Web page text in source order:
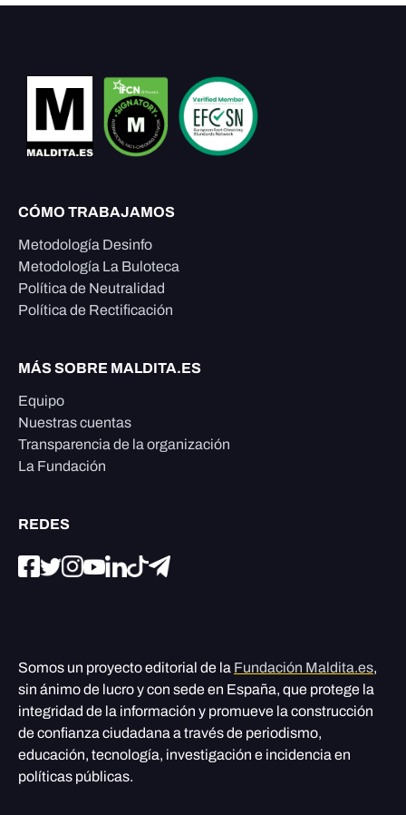
CÓMO TRABAJAMOS
Metodología Desinfo
Metodología La Buloteca
Política de Neutralidad
Política de Rectificación
MÁS SOBRE MALDITA.ES
Equipo
Nuestras cuentas
Transparencia de la organización
La Fundación
REDES
Somos un proyecto editorial de la Fundación Maldita.es,
sin ánimo de lucro y con sede en España, que protege la
integridad de la información y promueve la construcción
de confianza ciudadana a través de periodismo,
educación, tecnología, investigación e incidencia en
políticas públicas.